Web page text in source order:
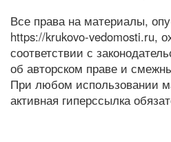
Все права на материалы,
https://krukovo-vedomosti.ru,
соответствии с
об авторском праве и
При любом использовании
активная гиперссылка